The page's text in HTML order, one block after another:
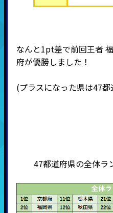
なんと1pt差で前回王者
府が優勝しました！
(プラスになった県は47
47都道府県の全体ラ